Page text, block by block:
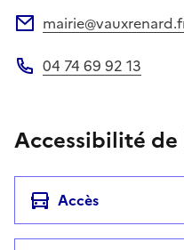
04 74 69 92 13
Accessibilité
Accès